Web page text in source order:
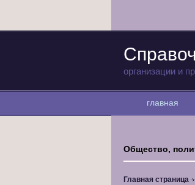
организации и
главная
Общество,
Главная страница